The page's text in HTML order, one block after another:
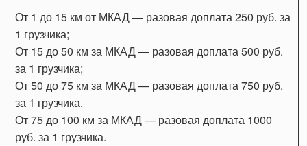
От 1 до 15 км от МКАД — разовая доплата 250 руб. за
1 грузчика;
От 15 до 50 км за МКАД — разовая доплата 500 руб.
за 1 грузчика;
От 50 до 75 км за МКАД — разовая доплата 750 руб.
за 1 грузчика.
От 75 до 100 км за МКАД — разовая доплата 1000
руб. за 1 грузчика.